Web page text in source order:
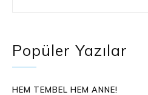
Popüler Yazılar
HEM TEMBEL HEM ANNE!